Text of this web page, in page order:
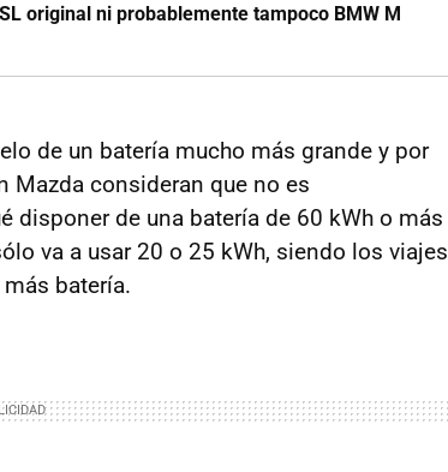
original ni probablemente tampoco BMW M
de un batería mucho más grande y por
Mazda consideran que no es
disponer de una batería de 60 kWh o más
va a usar 20 o 25 kWh, siendo los viajes
batería.